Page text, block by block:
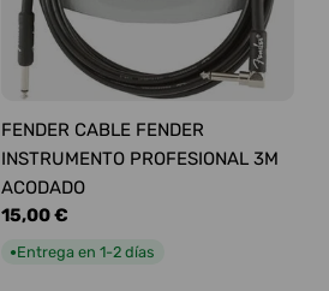
FENDER CABLE FENDER
INSTRUMENTO PROFESIONAL 3M
ACODADO
Precio
habitual
15,00 €
●Entrega en 1-2 días